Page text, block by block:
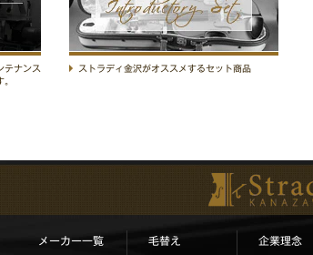
テナンス
ストラディセット商品
ストラディ金沢がオススメするセット商品
メーカー一覧 毛替え 企業理念